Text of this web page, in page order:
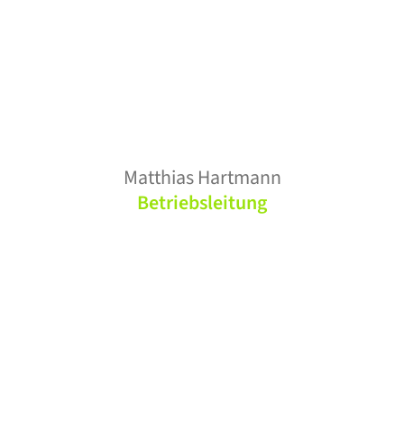
Matthias Hartmann
Betriebsleitung